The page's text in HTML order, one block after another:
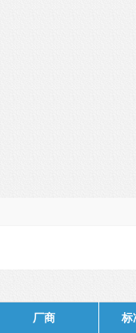
厂商 标